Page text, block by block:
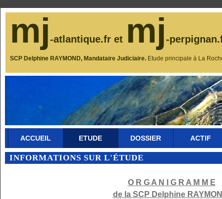
mj-atlantique.fr et mj-
SCP Delphine RAYMOND, Mandataire Judiciaire. Etude principale à La
ACCUEIL ETUDE DOSSIER ACTIF
INFORMATIONS SUR L'ÉTUDE
O R G A N I G R A M M E
de la SCP Delphine